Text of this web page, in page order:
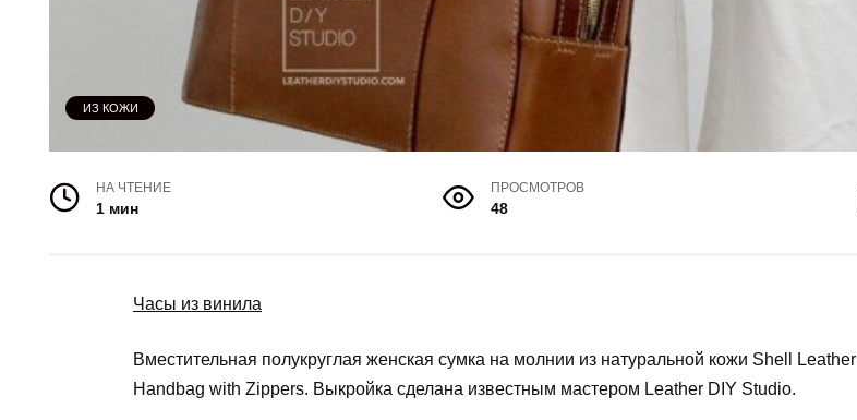
ИЗ КОЖИ
НА ЧТЕНИЕ
1 мин
ПРОСМОТРОВ
48
Часы из винила
Вместительная полукруглая женская сумка на молнии из натуральной кожи Shell Leather
Handbag with Zippers. Выкройка сделана известным мастером Leather DIY Studio.